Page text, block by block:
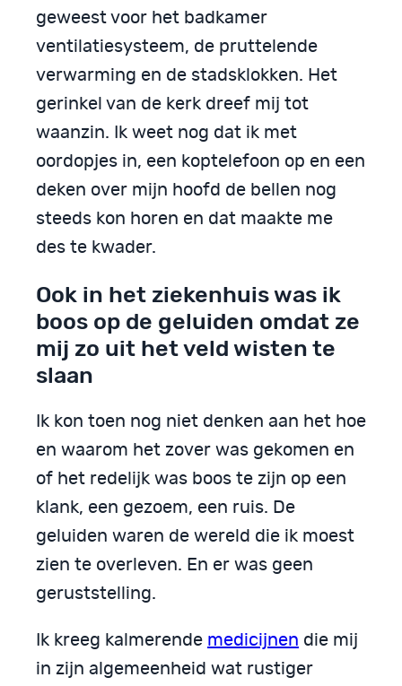
geweest voor het badkamer
ventilatiesysteem, de pruttelende
verwarming en de stadsklokken. Het
gerinkel van de kerk dreef mij tot
waanzin. Ik weet nog dat ik met
oordopjes in, een koptelefoon op en een
deken over mijn hoofd de bellen nog
steeds kon horen en dat maakte me
des te kwader.
Ook in het ziekenhuis was ik
boos op de geluiden omdat ze
mij zo uit het veld wisten te
slaan
Ik kon toen nog niet denken aan het hoe
en waarom het zover was gekomen en
of het redelijk was boos te zijn op een
klank, een gezoem, een ruis. De
geluiden waren de wereld die ik moest
zien te overleven. En er was geen
geruststelling.
Ik kreeg kalmerende medicijnen die mij
in zijn algemeenheid wat rustiger